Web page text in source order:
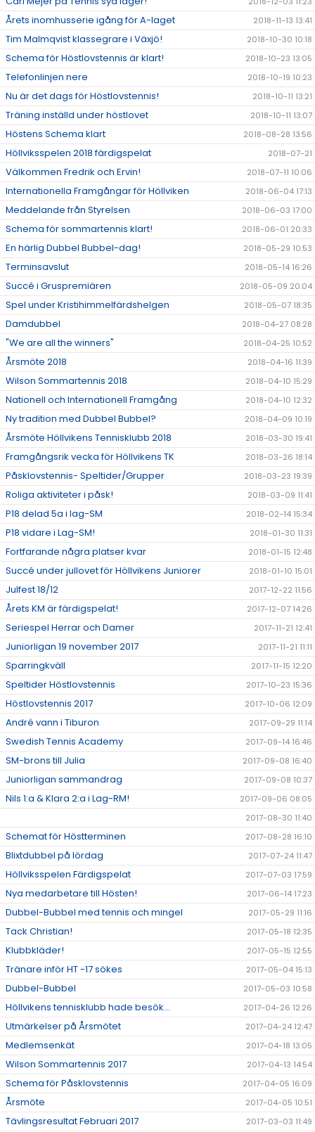
Årets inomhusserie igång för A-laget 2018-11-13 13:41
Tim Malmqvist klassegrare i Växjö! 2018-10-30 10:18
Schema för Höstlovstennis är klart! 2018-10-23 13:05
Telefonlinjen nere 2018-10-19 10:23
Nu är det dags för Höstlovstennis! 2018-10-11 13:21
Träning inställd under höstlovet 2018-10-11 13:07
Höstens Schema klart 2018-08-28 13:56
Höllviksspelen 2018 färdigspelat 2018-07-21
Välkommen Fredrik och Ervin! 2018-07-11 10:06
Internationella Framgångar för Höllviken 2018-06-04 17:13
Meddelande från Styrelsen 2018-06-03 17:00
Schema för sommartennis klart! 2018-06-01 20:33
En härlig Dubbel Bubbel-dag! 2018-05-29 10:53
Terminsavslut 2018-05-14 16:26
Succé i Gruspremiären 2018-05-09 20:04
Spel under Kristihimmelfärdshelgen 2018-05-07 18:35
Damdubbel 2018-04-27 08:28
"We are all the winners" 2018-04-25 10:52
Årsmöte 2018 2018-04-16 11:39
Wilson Sommartennis 2018 2018-04-10 15:29
Nationell och Internationell Framgång 2018-04-10 12:32
Ny tradition med Dubbel Bubbel? 2018-04-09 10:19
Årsmöte Höllvikens Tennisklubb 2018 2018-03-30 19:41
Framgångsrik vecka för Höllvikens TK 2018-03-26 18:14
Påsklovstennis- Speltider/Grupper 2018-03-23 19:39
Roliga aktiviteter i påsk! 2018-03-09 11:41
P18 delad 5a i lag-SM 2018-02-14 15:34
P18 vidare i Lag-SM! 2018-01-30 11:31
Fortfarande några platser kvar 2018-01-15 12:48
Succé under jullovet för Höllvikens Juniorer 2018-01-10 15:01
Julfest 18/12 2017-12-22 11:56
Årets KM är färdigspelat! 2017-12-07 14:26
Seriespel Herrar och Damer 2017-11-21 12:41
Juniorligan 19 november 2017 2017-11-21 11:11
Sparringkväll 2017-11-15 12:20
Speltider Höstlovstennis 2017-10-23 15:36
Höstlovstennis 2017 2017-10-06 12:09
André vann i Tiburon 2017-09-29 11:14
Swedish Tennis Academy 2017-09-14 16:46
SM-brons till Julia 2017-09-08 16:40
Juniorligan sammandrag 2017-09-08 10:37
Nils 1:a & Klara 2:a i Lag-RM!
2017-09-06 08:05
2017-08-30 11:40
Schemat för Höstterminen 2017-08-28 16:10
Blixtdubbel på lördag 2017-07-24 11:47
Höllviksspelen Färdigspelat 2017-07-03 17:59
Nya medarbetare till Hösten! 2017-06-14 17:23
Dubbel-Bubbel med tennis och mingel 2017-05-29 11:16
Tack Christian! 2017-05-18 12:35
Klubbkläder! 2017-05-15 12:55
Tränare inför HT -17 sökes 2017-05-04 15:13
Dubbel-Bubbel 2017-05-03 10:58
Höllvikens tennisklubb hade besök... 2017-04-26 12:26
Utmärkelser på Årsmötet 2017-04-24 12:47
Medlemsenkät 2017-04-18 13:05
Wilson Sommartennis 2017 2017-04-13 14:54
Schema för Påsklovstennis 2017-04-05 16:09
Årsmöte 2017-04-05 10:51
Tävlingsresultat Februari 2017 2017-03-03 11:49